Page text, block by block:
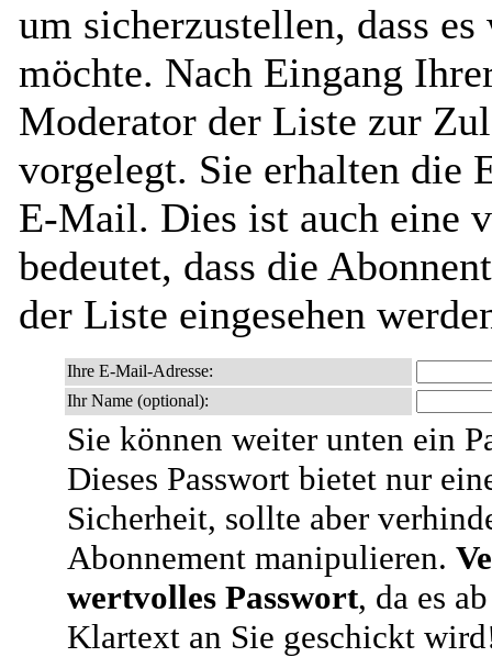
um sicherzustellen, dass
möchte. Nach Eingang
Moderator der Liste zur
vorgelegt. Sie erhalten die
E-Mail. Dies ist auch eine
bedeutet, dass die
der Liste eingesehen
Ihre E-Mail-Adresse:
Ihr Name (optional):
Sie können weiter unten ein
Dieses Passwort bietet nur
Sicherheit, sollte aber
Abonnement manipulieren.
wertvolles Passwort, da es
Klartext an Sie geschickt